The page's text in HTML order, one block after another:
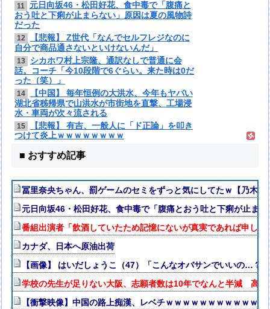
11
元日向坂46・松田好花、食中毒で「腹痛と
おう吐と下痢が止まらない」原因は夏の風物詩
だった
12
【悲報】 Z世代「なんでセルフレジなのに
自分で商品通さないといけないんだ」
13
シカホワ村上宗隆、通訳なしで普通に会
話。コーチ「今10段階で6ぐらい。来た時は0だ
った（笑）」
14
【中国】 毎年恒例の大洪水、今年もヤバい
湖北省秭帰県で山洪水が市街地を直撃、工場浸
水・車両が次々流される
15
【悲報】 有吉、一般人に「ド正論」を叩き
つけて炎上ｗｗｗｗｗｗｗｗ
■ おすすめ記事
冨里奈央ちゃん、罰ゲームのセミをずっと気にしてたｗ【乃木坂
元日向坂46・松田好花、食中毒で「腹痛とおう吐と下痢が止ま
番組出演者「飲酒していたため記憶にないが真実であれば申し
カナダ、日本へ原油出荷
【画像】 はいだしょうこ（47）「こんなオバサンでいいの…？」
学校の先生が足りない大阪、志願者数は10年でなんと半減 高校
【衝撃映像】中国の路上痴漢、レベチｗｗｗｗｗｗｗｗｗｗｗ